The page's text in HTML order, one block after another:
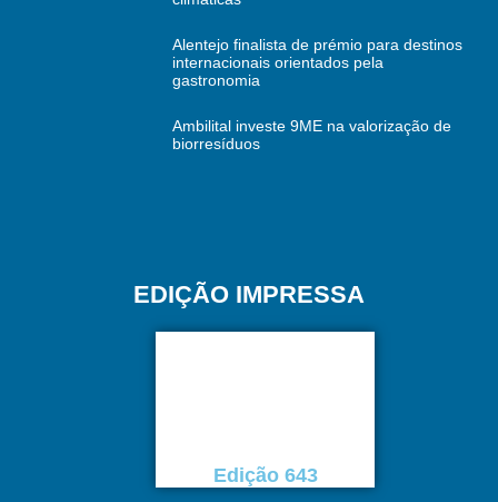
Alentejo finalista de prémio para destinos
internacionais orientados pela
gastronomia
Ambilital investe 9ME na valorização de
biorresíduos
EDIÇÃO IMPRESSA
Edição 643